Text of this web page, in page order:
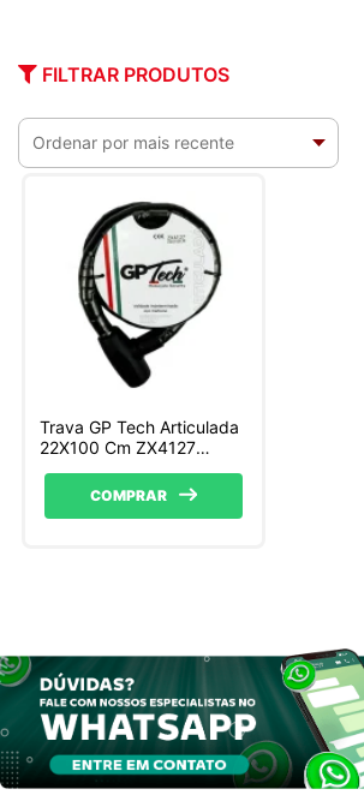
FILTRAR PRODUTOS
Trava GP Tech Articulada
22X100 Cm ZX4127
COMPRAR